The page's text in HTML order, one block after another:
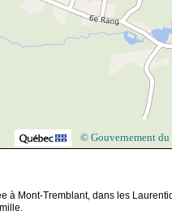
© Gouvernement du
à Mont-Tremblant, dans les